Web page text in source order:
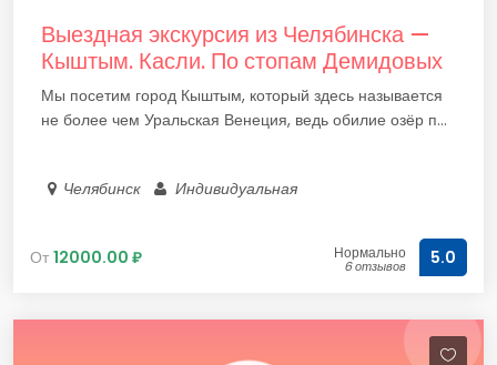
Выездная экскурсия из Челябинска —
Кыштым. Касли. По стопам Демидовых
Мы посетим город Кыштым, который здесь называется
не более чем Уральская Венеция, ведь обилие озёр п...
Челябинск Индивидуальная
От 12000.00 ₽ Нормально
6 отзывов 5.0